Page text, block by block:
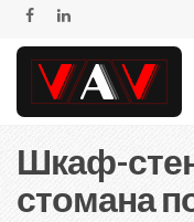
Шкаф-
стомана